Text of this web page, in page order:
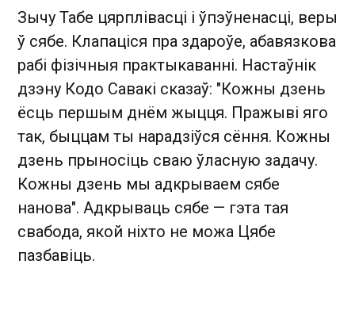
Зычу Табе цярплівасці і ўпэўненасці, веры
ў сябе. Клапаціся пра здароўе, абавязкова
рабі фізічныя практыкаванні. Настаўнік
дзэну Кодо Савакі сказаў: "Кожны дзень
ёсць першым днём жыцця. Пражыві яго
так, быццам ты нарадзіўся сёння. Кожны
дзень прыносіць сваю ўласную задачу.
Кожны дзень мы адкрываем сябе
нанова". Адкрываць сябе — гэта тая
свабода, якой ніхто не можа Цябе
пазбавіць.